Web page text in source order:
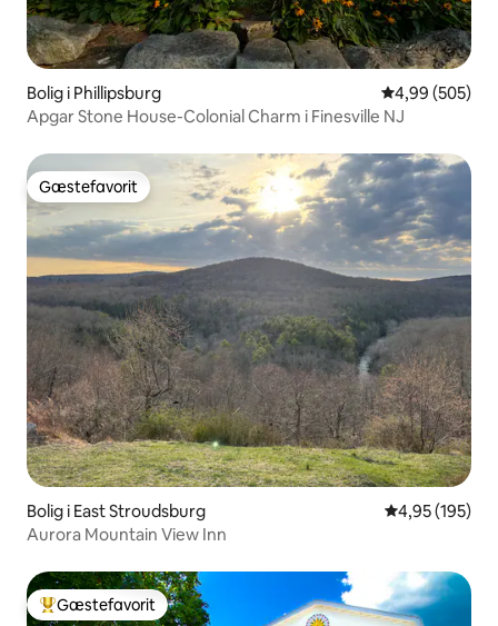
Bolig i Phillipsburg 4,99 ud af 5 i
4,99 (505)
Apgar Stone House-Colonial Charm i Finesville NJ
Gæstefavorit
Gæstefavorit
Bolig i East Stroudsburg 4,95 ud af 5 i
4,95 (195)
Aurora Mountain View Inn
Bedste gæstefavorit
Gæstefavorit